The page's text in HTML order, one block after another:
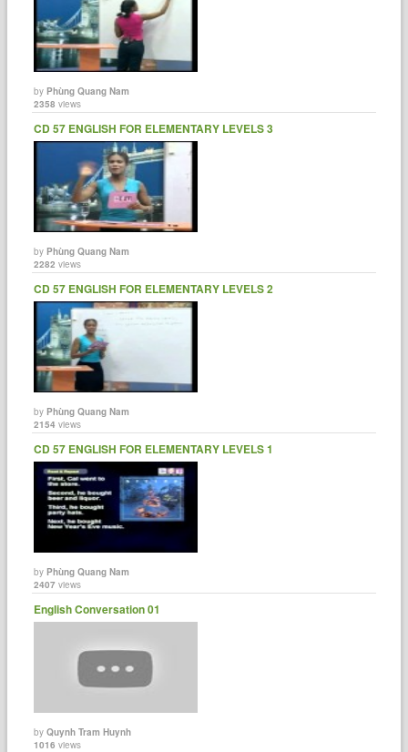
byPhùng Quang Nam
2358 views
CD 57 ENGLISH FOR ELEMENTARY LEVELS 3
byPhùng Quang Nam
2282 views
CD 57 ENGLISH FOR ELEMENTARY LEVELS 2
byPhùng Quang Nam
2154 views
CD 57 ENGLISH FOR ELEMENTARY LEVELS 1
byPhùng Quang Nam
2407 views
English Conversation 01
byQuynh Tram Huynh
1016 views